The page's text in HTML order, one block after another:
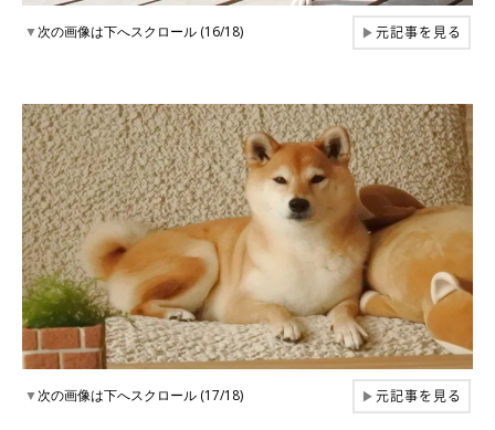
▼次の画像は下へスクロール (16/18) ▶元記事を見る
▼次の画像は下へスクロール (17/18) ▶元記事を見る